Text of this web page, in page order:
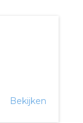
Bekijken